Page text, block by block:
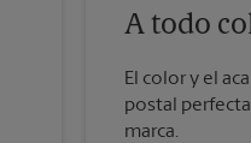
A todo
El color y el
postal
marca.